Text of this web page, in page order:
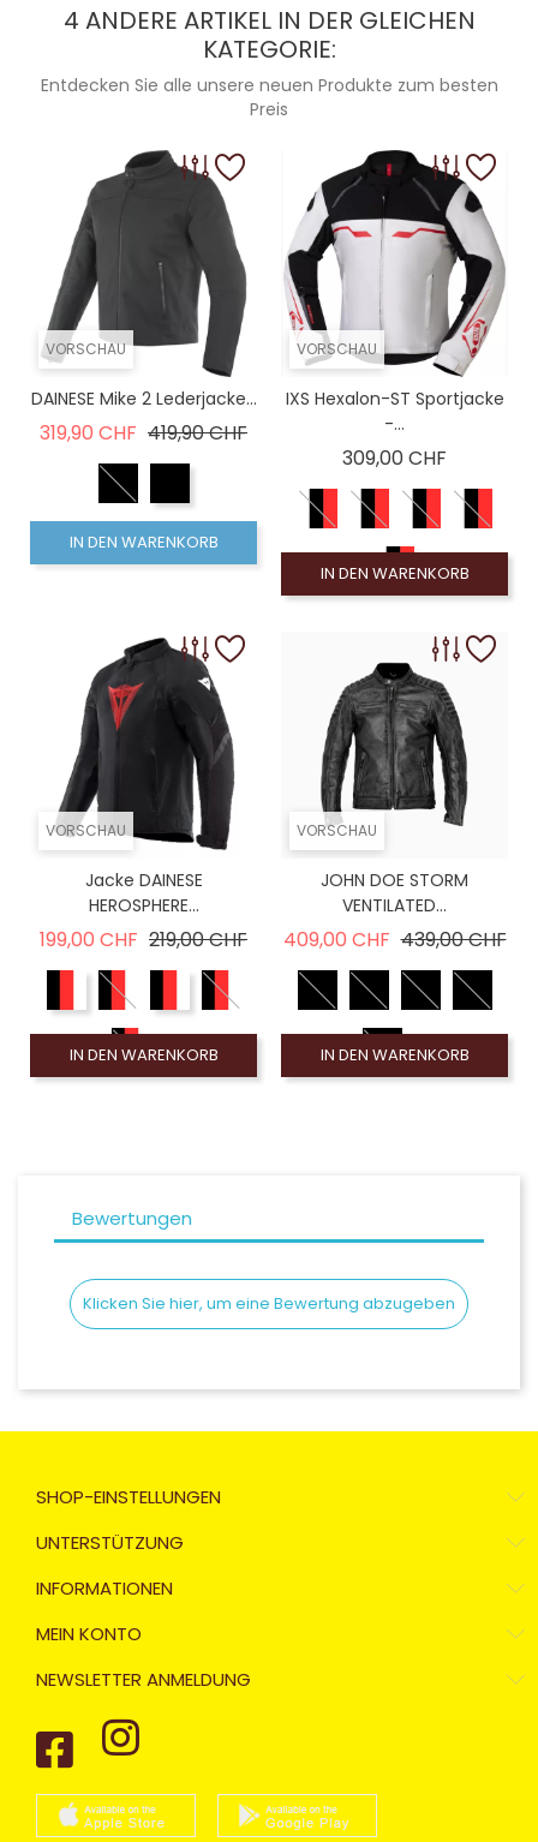
4 ANDERE ARTIKEL IN DER GLEICHEN
KATEGORIE:
Entdecken Sie alle unsere neuen Produkte zum besten
Preis
VORSCHAU
DAINESE Mike 2 Lederjacke...
319,90 CHF Verkaufspreis
419,90 CHFPreis
IN DEN WARENKORB
VORSCHAU
IXS Hexalon-ST Sportjacke
-...
309,00 CHF
IN DEN WARENKORB
VORSCHAU
Jacke DAINESE
HEROSPHERE...
199,00 CHF Verkaufspreis
219,00 CHFPreis
IN DEN WARENKORB
VORSCHAU
JOHN DOE STORM
VENTILATED...
409,00 CHF Verkaufspreis
439,00 CHF
IN DEN WARENKORB
Bewertungen
Klicken Sie hier, um eine Bewertung abzugeben
SHOP-EINSTELLUNGEN
UNTERSTÜTZUNG
INFORMATIONEN
MEIN KONTO
NEWSLETTER ANMELDUNG